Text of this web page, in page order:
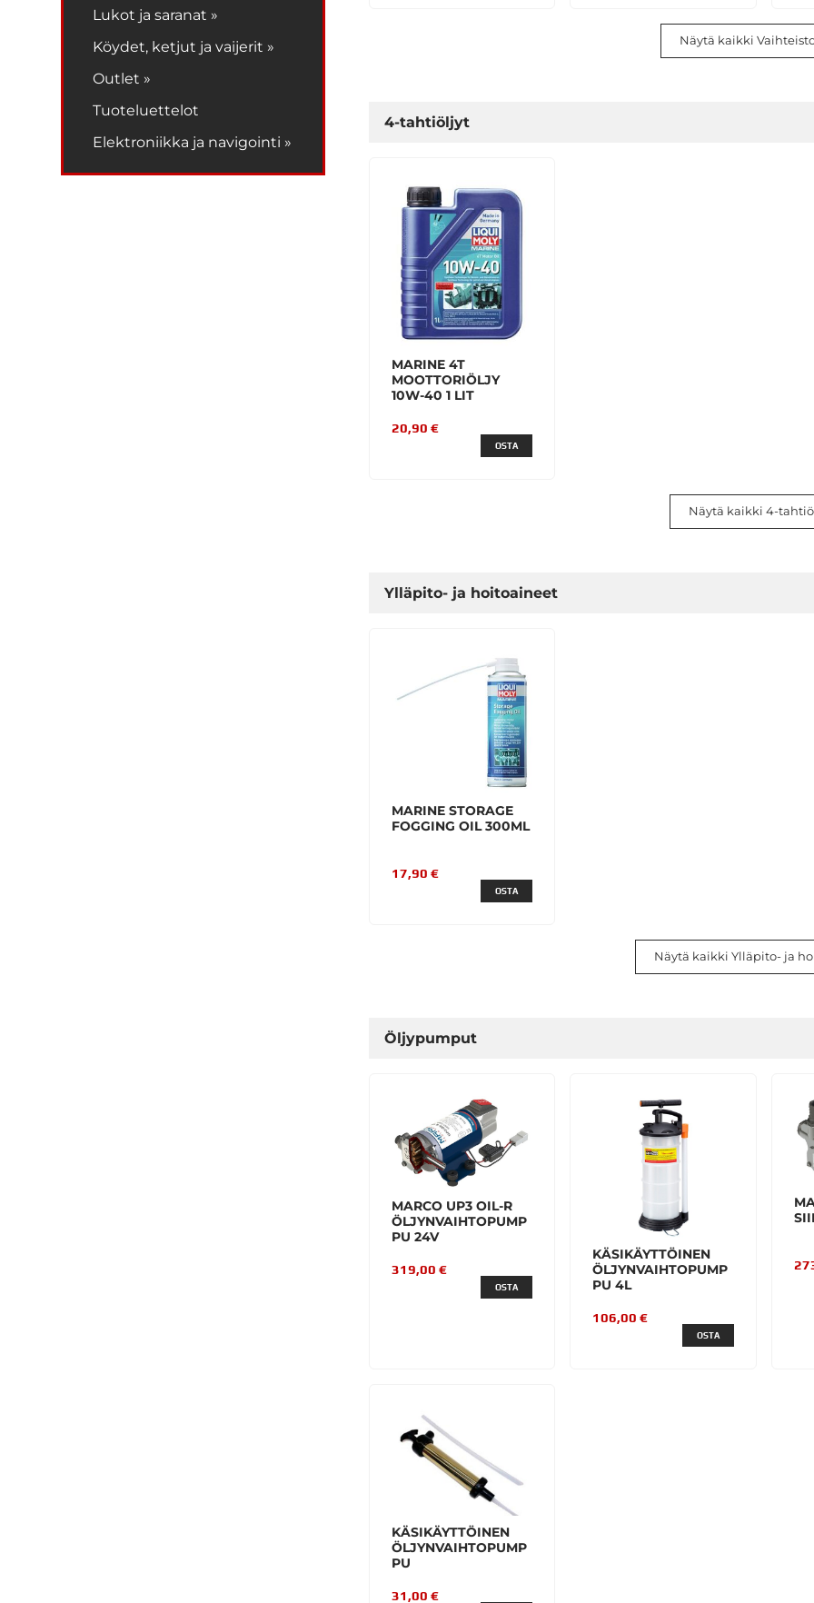
Lukot ja saranat »
Köydet, ketjut ja vaijerit »
Outlet »
Tuoteluettelot
Elektroniikka ja navigointi »
Näytä kaikki
4-tahtiöljyt
MARINE 4T
MOOTTORIÖLJY
10W-40 1 LIT
20,90 €
OSTA
Näytä kaikki 4-
Ylläpito- ja hoitoaineet
MARINE STORAGE
FOGGING OIL 300ML
17,90 €
OSTA
Näytä kaikki Ylläpito- ja
Öljypumput
MARCO UP3 OIL-R
ÖLJYNVAIHTOPUMP
PU 24V
319,00 €
OSTA
KÄSIKÄYTTÖINEN
ÖLJYNVAIHTOPUMP
PU 4L
106,00 €
OSTA
KÄSIKÄYTTÖINEN
ÖLJYNVAIHTOPUMP
PU
31,00 €